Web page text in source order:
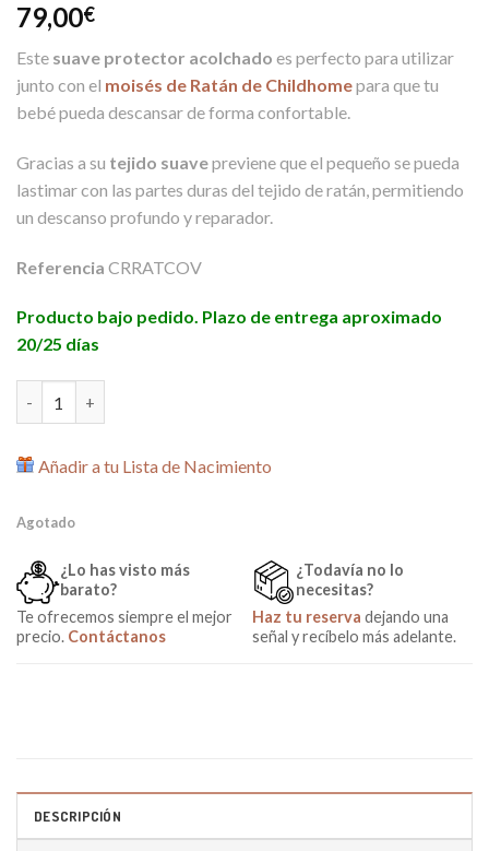
79,00€
Este suave protector acolchado es perfecto para utilizar
junto con el moisés de Ratán de Childhomepara que tu
bebé pueda descansar de forma confortable.
Gracias a su tejido suavepreviene que el pequeño se pueda
lastimar con las partes duras del tejido de ratán, permitiendo
un descanso profundo y reparador.
Referencia CRRATCOV
Producto bajo pedido. Plazo de entrega aproximado
20/25 días
Añadir a tu Lista de Nacimiento
Agotado
¿Lo has visto más
barato?
Te ofrecemos siempre el mejor
precio. Contáctanos
¿Todavía no lo
necesitas?
Haz tu reserva dejando una
señal y recíbelo más adelante.
DESCRIPCIÓN